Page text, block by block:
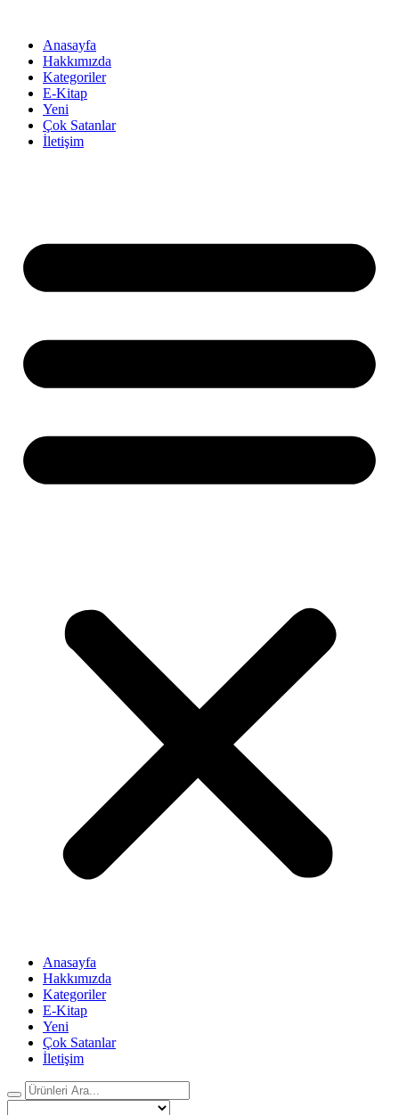
Anasayfa
Hakkımızda
Kategoriler
E-Kitap
Yeni
Çok Satanlar
İletişim
Anasayfa
Hakkımızda
Kategoriler
E-Kitap
Yeni
Çok Satanlar
İletişim